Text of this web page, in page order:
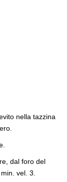
nella tazzina
dal foro del
vel. 3.